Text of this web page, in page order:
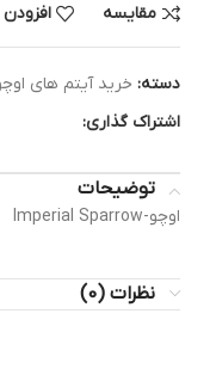
مقایسه
دسته: خرید آیتم های
اشتراک گذاری:
توضیحات
اوچو-Imperial Sparrow
نظرات (0)